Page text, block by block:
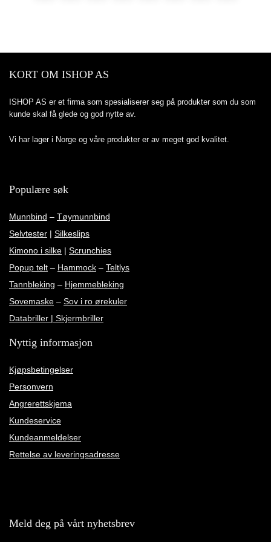
KORT OM ISHOP AS
ISHOP AS er et firma som spesialiserer seg på produkter som du som
kunde skal få glede og god nytte av.
Vi har lager i Norge og våre produkter er av meget god kvalitet.
Populære søk
Munnbind – Tøymunnbind
Selvtester | Silkeslips
Kimono i silke | Scrunchies
Popup telt – Hammock – Teltlys
Tannbleking – Hjemmebleking
Sovemaske – Sov i ro ørekuler
Databriller | Skjermbriller
Nyttig informasjon
Kjøpsbetingelser
Personvern
Angrerettskjema
Kundeservice
Kundeanmeldelser
Rettelse av leveringsadresse
Meld deg på vårt nyhetsbrev